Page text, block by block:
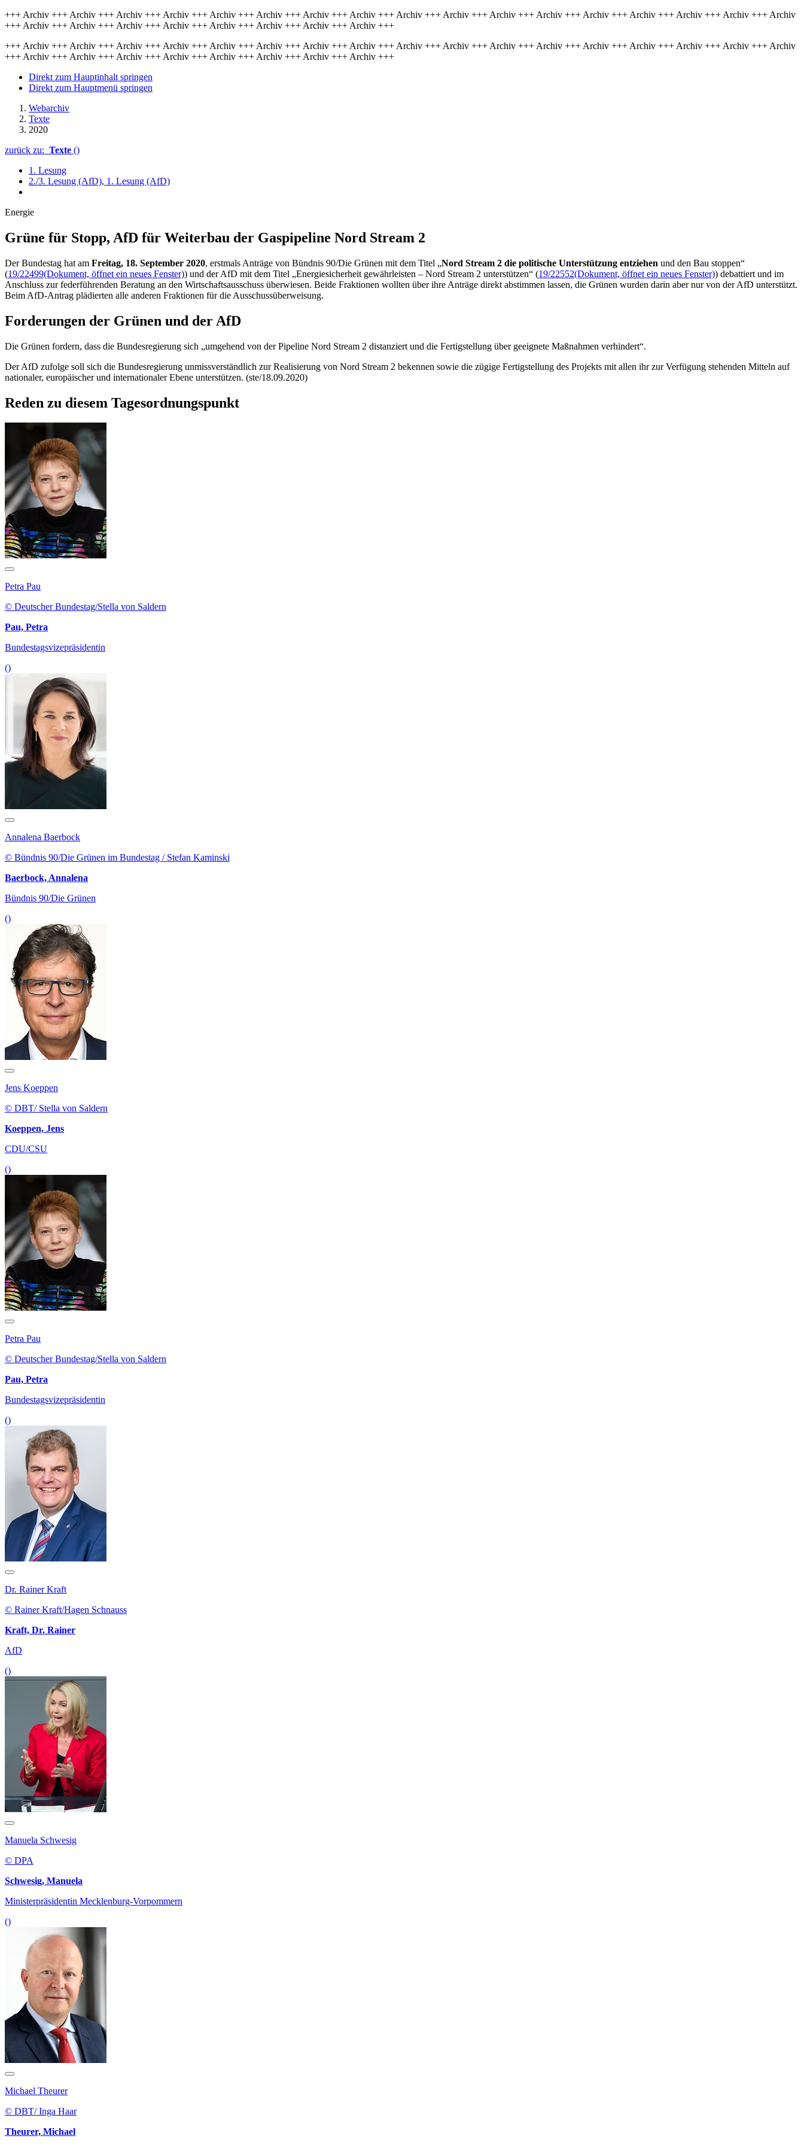
+++ Archiv +++ Archiv +++ Archiv +++ Archiv +++ Archiv +++ Archiv +++ Archiv +++ Archiv +++ Archiv +++ Archiv +++ Archiv +++ Archiv +++ Archiv +++ Archiv +++ Archiv +++ Archiv +++ Archiv
+++ Archiv +++ Archiv +++ Archiv +++ Archiv +++ Archiv +++ Archiv +++ Archiv +++ Archiv +++
+++ Archiv +++ Archiv +++ Archiv +++ Archiv +++ Archiv +++ Archiv +++ Archiv +++ Archiv +++ Archiv +++ Archiv +++ Archiv +++ Archiv +++ Archiv +++ Archiv +++ Archiv +++ Archiv +++ Archiv
+++ Archiv +++ Archiv +++ Archiv +++ Archiv +++ Archiv +++ Archiv +++ Archiv +++ Archiv +++
Direkt zum Hauptinhalt springen
Direkt zum Hauptmenü springen
Webarchiv
Texte
2020
zurück zu: Texte ()
1. Lesung
2./3. Lesung (AfD), 1. Lesung (AfD)
Energie
Grüne für Stopp, AfD für Weiterbau der Gaspipeline Nord Stream 2
Der Bundestag hat am Freitag, 18. September 2020, erstmals Anträge von Bündnis 90/Die Grünen mit dem Titel „Nord Stream 2 die politische Unterstützung entziehen und den Bau stoppen“
(19/22499(Dokument, öffnet ein neues Fenster)) und der AfD mit dem Titel „Energiesicherheit gewährleisten – Nord Stream 2 unterstützen“ (19/22552(Dokument, öffnet ein neues Fenster)) debattiert und im
Anschluss zur federführenden Beratung an den Wirtschaftsausschuss überwiesen. Beide Fraktionen wollten über ihre Anträge direkt abstimmen lassen, die Grünen wurden darin aber nur von der AfD unterstützt.
Beim AfD-Antrag plädierten alle anderen Fraktionen für die Ausschussüberweisung.
Forderungen der Grünen und der AfD
Die Grünen fordern, dass die Bundesregierung sich „umgehend von derPipeline Nord Stream 2 distanziert und die Fertigstellung über geeignete Maßnahmen verhindert“.
Der AfD zufolge soll sich die Bundesregierung unmissverständlich zur Realisierung von Nord Stream 2 bekennen sowie die zügige Fertigstellung des Projekts mit allen ihr zur Verfügung stehenden Mitteln auf
nationaler, europäischer und internationaler Ebene unterstützen. (ste/18.09.2020)
Reden zu diesem Tagesordnungspunkt
Petra Pau
© Deutscher Bundestag/Stella von Saldern
Pau, Petra
Bundestagsvizepräsidentin
()
Annalena Baerbock
© Bündnis 90/Die Grünen im Bundestag / Stefan Kaminski
Baerbock, Annalena
Bündnis 90/Die Grünen
()
Jens Koeppen
© DBT/ Stella von Saldern
Koeppen, Jens
CDU/CSU
()
Petra Pau
© Deutscher Bundestag/Stella von Saldern
Pau, Petra
Bundestagsvizepräsidentin
()
Dr. Rainer Kraft
© Rainer Kraft/Hagen Schnauss
Kraft, Dr. Rainer
AfD
()
Manuela Schwesig
© DPA
Schwesig, Manuela
Ministerpräsidentin Mecklenburg-Vorpommern
()
Michael Theurer
© DBT/ Inga Haar
Theurer, Michael